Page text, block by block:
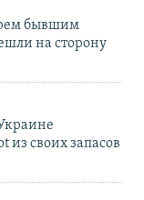
бывшим
на сторону
из своих запасов